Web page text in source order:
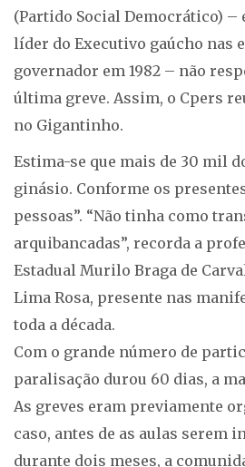
(Partido Social Democrático) –
líder do Executivo gaúcho nas
governador em 1982 – não
última greve. Assim, o Cpers
no Gigantinho.
Estima-se que mais de 30 mil
ginásio. Conforme os
pessoas”. “Não tinha como
arquibancadas”, recorda a
Estadual Murilo Braga de
Lima Rosa, presente nas
toda a década.
Com o grande número de
paralisação durou 60 dias, a
As greves eram previamente
caso, antes de as aulas serem
durante dois meses, a